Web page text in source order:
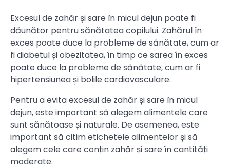
Excesul de zahăr și sare în micul dejun poate fi
dăunător pentru sănătatea copilului. Zahărul în
exces poate duce la probleme de sănătate, cum ar
fi diabetul și obezitatea, în timp ce sarea în exces
poate duce la probleme de sănătate, cum ar fi
hipertensiunea și bolile cardiovasculare.
Pentru a evita excesul de zahăr și sare în micul
dejun, este important să alegem alimentele care
sunt sănătoase și naturale. De asemenea, este
important să citim etichetele alimentelor și să
alegem cele care conțin zahăr și sare în cantități
moderate.